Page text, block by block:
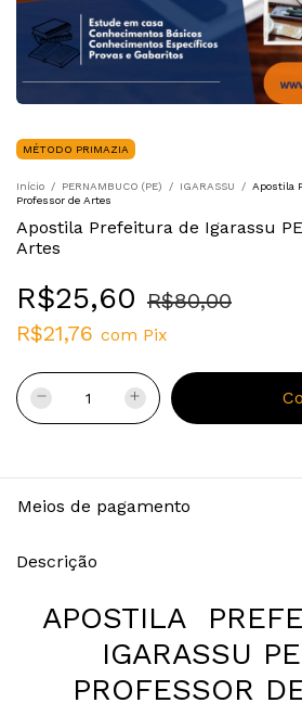
MÉTODO PRIMAZIA
Início / PERNAMBUCO (PE) / IGARASSU / Apostila
Professor de Artes
Apostila Prefeitura de Igarassu
Artes
R$25,60 R$80,00
R$21,76 com Pix
Meios de pagamento
Descrição
APOSTILA
IGARASSU
PROFESSOR